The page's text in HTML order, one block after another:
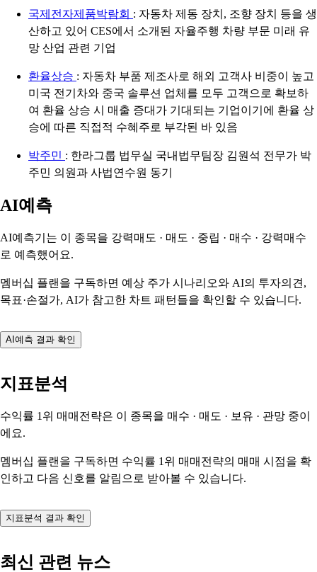
국제전자제품박람회 : 자동차 제동 장치, 조향 장치 등을 생
산하고 있어 CES에서 소개된 자율주행 차량 부문 미래 유
망 산업 관련 기업
환율상승 : 자동차 부품 제조사로 해외 고객사 비중이 높고
미국 전기차와 중국 솔루션 업체를 모두 고객으로 확보하
여 환율 상승 시 매출 증대가 기대되는 기업이기에 환율 상
승에 따른 직접적 수혜주로 부각된 바 있음
박주민 : 한라그룹 법무실 국내법무팀장 김원석 전무가 박
주민 의원과 사법연수원 동기
AI예측
AI예측기는 이 종목을 강력매도 · 매도 · 중립 · 매수 · 강력매수
로 예측했어요.
멤버십 플랜을 구독하면 예상 주가 시나리오와 AI의 투자의견,
목표·손절가, AI가 참고한 차트 패턴들을 확인할 수 있습니다.
AI예측 결과 확인
지표분석
수익률 1위 매매전략은 이 종목을 매수 · 매도 · 보유 · 관망 중이
에요.
멤버십 플랜을 구독하면 수익률 1위 매매전략의 매매 시점을 확
인하고 다음 신호를 알림으로 받아볼 수 있습니다.
지표분석 결과 확인
최신 관련 뉴스